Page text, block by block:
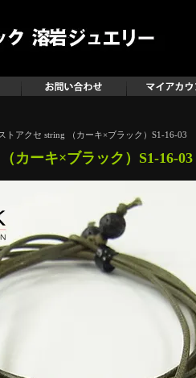
トアクセ string （カーキ×ブラック）S1-16-03
カーキ×ブラック）S1-16-03